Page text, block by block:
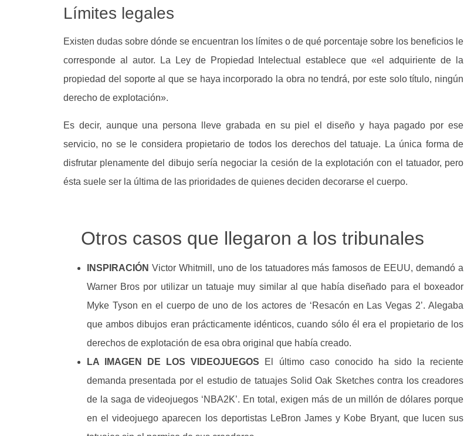
Límites legales
Existen dudas sobre dónde se encuentran los límites o de qué porcentaje sobre los beneficios le
corresponde al autor. La Ley de Propiedad Intelectual establece que «el adquiriente de la
propiedad del soporte al que se haya incorporado la obra no tendrá, por este solo título, ningún
derecho de explotación».
Es decir, aunque una persona lleve grabada en su piel el diseño y haya pagado por ese
servicio, no se le considera propietario de todos los derechos del tatuaje. La única forma de
disfrutar plenamente del dibujo sería negociar la cesión de la explotación con el tatuador, pero
ésta suele ser la última de las prioridades de quienes deciden decorarse el cuerpo.
Otros casos que llegaron a los tribunales
INSPIRACIÓN Victor Whitmill, uno de los tatuadores más famosos de EEUU, demandó a
Warner Bros por utilizar un tatuaje muy similar al que había diseñado para el boxeador
Myke Tyson en el cuerpo de uno de los actores de ‘Resacón en Las Vegas 2’. Alegaba
que ambos dibujos eran prácticamente idénticos, cuando sólo él era el propietario de los
derechos de explotación de esa obra original que había creado.
LA IMAGEN DE LOS VIDEOJUEGOS El último caso conocido ha sido la reciente
demanda presentada por el estudio de tatuajes Solid Oak Sketches contra los creadores
de la saga de videojuegos ‘NBA2K’. En total, exigen más de un millón de dólares porque
en el videojuego aparecen los deportistas LeBron James y Kobe Bryant, que lucen sus